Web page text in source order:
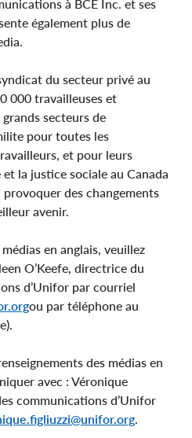
à BCE Inc. et ses
également plus de
du secteur privé au
000 travailleuses et
secteurs de
pour toutes les
et pour leurs
la justice sociale au Canada
provoquer des changements
avenir.
en anglais, veuillez
O’Keefe, directrice du
d’Unifor par courriel
ou par téléphone au
des médias en
avec : Véronique
communications d’Unifor